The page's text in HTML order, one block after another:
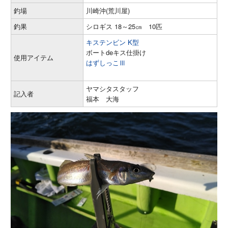
釣場
川崎沖(荒川屋)
釣果
シロギス 18～25㎝ 10匹
使用アイテム
キステンビン K型
ボートdeキス仕掛け
はずしっこⅢ
記入者
ヤマシタスタッフ
福本 大海